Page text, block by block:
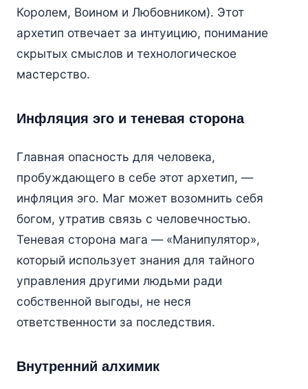
Королем, Воином и Любовником). Этот
архетип отвечает за интуицию, понимание
скрытых смыслов и технологическое
мастерство.
Инфляция эго и теневая сторона
Главная опасность для человека,
пробуждающего в себе этот архетип, —
инфляция эго. Маг может возомнить себя
богом, утратив связь с человечностью.
Теневая сторона мага — «Манипулятор»,
который использует знания для тайного
управления другими людьми ради
собственной выгоды, не неся
ответственности за последствия.
Внутренний алхимик